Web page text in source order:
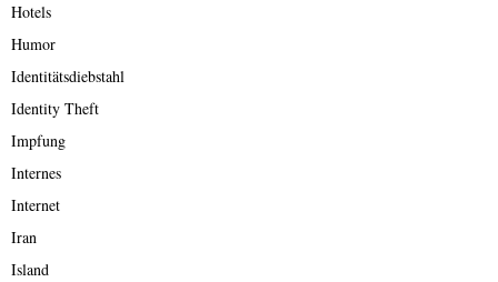
Hotels
Humor
Identitätsdiebstahl
Identity Theft
Impfung
Internes
Internet
Iran
Island